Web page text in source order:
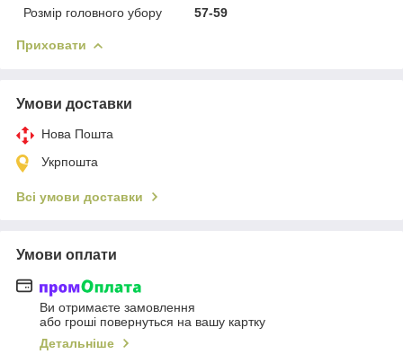
Розмір головного убору
57-59
Приховати
Умови доставки
Нова Пошта
Укрпошта
Всі умови доставки
Умови оплати
Ви отримаєте замовлення
або гроші повернуться на вашу картку
Детальніше